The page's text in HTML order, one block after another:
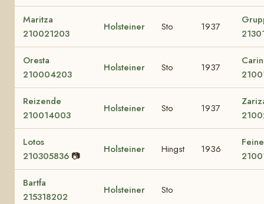
Maritza
210021203
Holsteiner Sto 1937
Oresta
210004203
Holsteiner Sto 1937
Carin
Reizende
210014003
Holsteiner Sto 1937
Lotos
210305836 📷
Holsteiner Hingst 1936
Feine
Bartfa
215318202
Holsteiner Sto